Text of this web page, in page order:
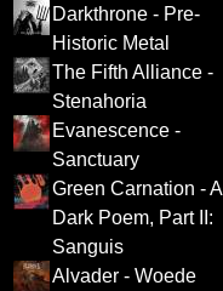
Darkthrone - Pre-
Historic Metal
The Fifth Alliance -
Stenahoria
Evanescence -
Sanctuary
Green Carnation - A
Dark Poem, Part II:
Sanguis
Alvader - Woede